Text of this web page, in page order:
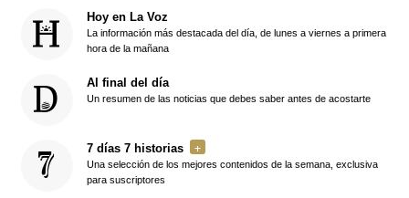
Hoy en La Voz
La información más destacada del día, de lunes a viernes a primera
hora de la mañana
Al final del día
Un resumen de las noticias que debes saber antes de acostarte
7 días 7 historias
Una selección de los mejores contenidos de la semana, exclusiva
para suscriptores